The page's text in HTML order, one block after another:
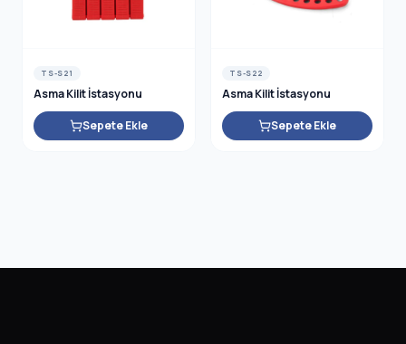
TS-S21
Asma Kilit İstasyonu
Sepete Ekle
TS-S22
Asma Kilit İstasyonu
Sepete Ekle